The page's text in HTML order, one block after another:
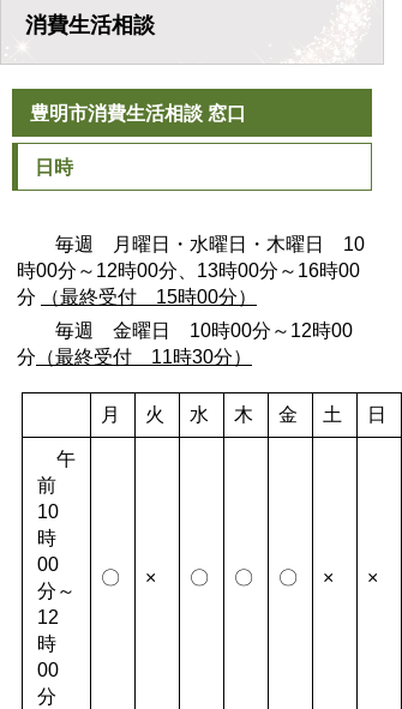
消費生活相談
豊明市消費生活相談 窓口
日時
毎週 月曜日・水曜日・木曜日 10
時00分～12時00分、13時00分～16時00
分
（最終受付 15時00分）
毎週 金曜日 10時00分～12時00
分 （最終受付 11時30分）
月 火 水 木 金 土 日
午
前
10
時
00
分～
12
時
00
分
〇 × 〇 〇 〇 × ×